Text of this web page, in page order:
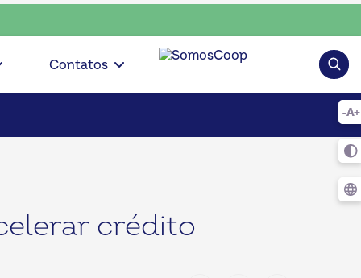
consciente, escolha o coop • escolha
Contatos
crédito